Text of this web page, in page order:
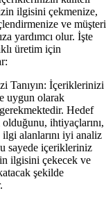
ilgisini çekmenize,
ve müşteri
yardımcı olur. İşte
üretim için
Tanıyın: İçeriklerinizi
uygun olarak
Hedef
ihtiyaçlarını,
ilgi alanlarını iyi analiz
sayede içerikleriniz
ilgisini çekecek ve
şekilde